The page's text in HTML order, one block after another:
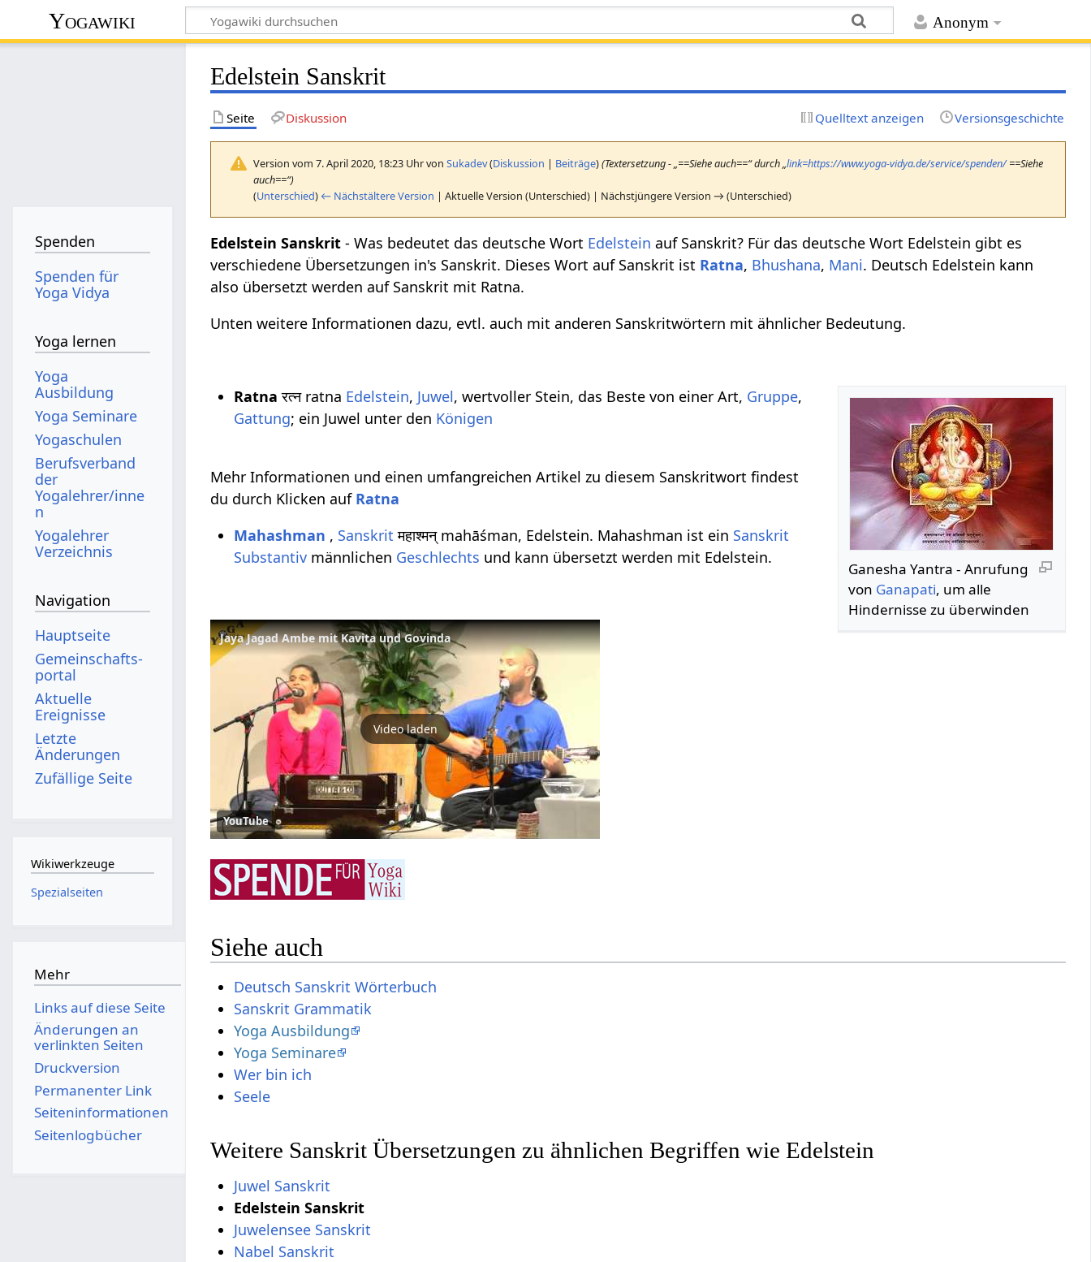
Anonym
Yogawiki
Edelstein Sanskrit
Seite Diskussion Quelltext anzeigen Versionsgeschichte
Version vom 7. April 2020, 18:23 Uhr vonSukadev(Diskussion | Beiträge)(Textersetzung - „==Siehe auch==“ durch „link=https://www.yoga-vidya.de/service/spenden/==Siehe
auch==“)
(Unterschied) ← Nächstältere Version | Aktuelle Version (Unterschied) | Nächstjüngere Version → (Unterschied)
Edelstein Sanskrit - Was bedeutet das deutsche Wort Edelstein auf Sanskrit? Für das deutsche Wort Edelstein gibt es
verschiedene Übersetzungen in's Sanskrit. Dieses Wort auf Sanskrit ist Ratna, Bhushana, Mani. Deutsch Edelstein kann
also übersetzt werden auf Sanskrit mit Ratna.
Unten weitere Informationen dazu, evtl. auch mit anderen Sanskritwörtern mit ähnlicher Bedeutung.
Ganesha Yantra - Anrufung
von Ganapati, um alle
Hindernisse zu überwinden
Ratna रत्न ratna Edelstein, Juwel, wertvoller Stein, das Beste von einer Art, Gruppe,
Gattung; ein Juwel unter den Königen
Mehr Informationen und einen umfangreichen Artikel zu diesem Sanskritwort findest
du durch Klicken auf Ratna
Mahashman , Sanskrit महाश्मन् mahāśman, Edelstein. Mahashman ist ein Sanskrit
Substantiv männlichen Geschlechts und kann übersetzt werden mit Edelstein.
Jaya Jagad Ambe mit Kavita und Govinda
Video laden
YouTube
Siehe auch
Deutsch Sanskrit Wörterbuch
Sanskrit Grammatik
Yoga Ausbildung
Yoga Seminare
Wer bin ich
Seele
Weitere Sanskrit Übersetzungen zu ähnlichen Begriffen wie Edelstein
Juwel Sanskrit
Edelstein Sanskrit
Juwelensee Sanskrit
Nabel Sanskrit
Spenden
Spenden für
Yoga Vidya
Yoga lernen
Yoga
Ausbildung
Yoga Seminare
Yogaschulen
Berufsverband
der
Yogalehrer/inne
n
Yogalehrer
Verzeichnis
Navigation
Hauptseite
Gemeinschafts­
portal
Aktuelle
Ereignisse
Letzte
Änderungen
Zufällige Seite
Wikiwerkzeuge
Spezialseiten
Mehr
Links auf diese Seite
Änderungen an
verlinkten Seiten
Druckversion
Permanenter Link
Seiten­­informationen
Seitenlogbücher